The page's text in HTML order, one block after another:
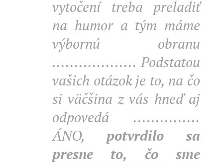
vytočení treba preladiť
na humor a tým máme
výbornú obranu
................... Podstatou
vašich otázok je to, na čo
si väčšina z vás hneď aj
odpovedá ...............
ÁNO, potvrdilo sa
presne to, čo sme